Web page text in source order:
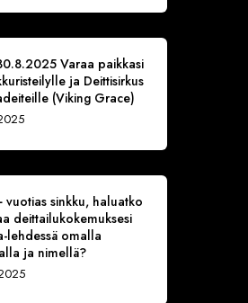
Varaa paikkasi
ja Deittisirkus
(Viking Grace)
vuotias sinkku, haluatko
deittailukokemuksesi
lehdessä omalla
ja nimellä?